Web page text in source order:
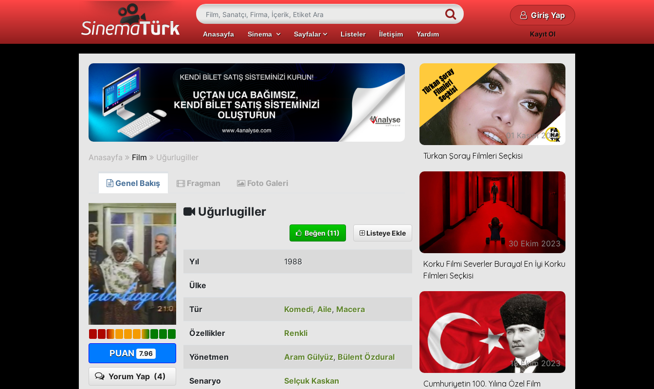
Anasayfa Sinema Sayfalar Listeler İletişim Yardım
Giriş Yap
Kayıt Ol
Anasayfa Film Uğurlugiller
Genel Bakış Fragman Foto Galeri
PUAN 7.96
Yorum Yap (4)
Uğurlugiller
Beğen (11) Listeye Ekle
Yıl 1988
Ülke
Tür Komedi, Aile, Macera
Özellikler Renkli
Yönetmen Aram Gülyüz, Bülent Özdural
Senaryo Selçuk Kaskan
01 Kasım 2023
Türkan Şoray Filmleri Seçkisi
30 Ekim 2023
Korku Filmi Severler Buraya! En İyi Korku
Filmleri Seçkisi
18 Ekim 2023
Cumhuriyetin 100. Yılına Özel Film